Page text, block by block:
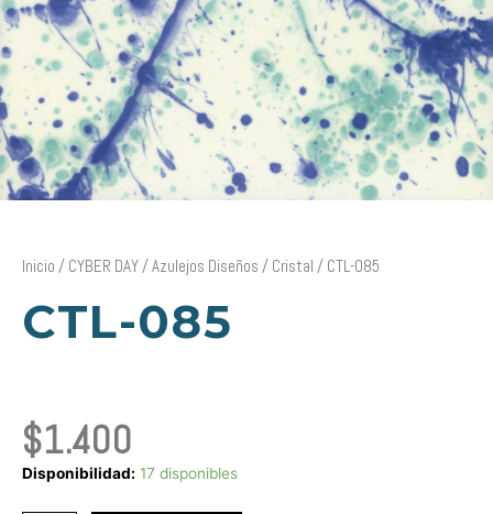
Inicio / CYBER DAY/Azulejos Diseños / Cristal / CTL-085
CTL-085
$1.400
Disponibilidad: 17 disponibles
CTL-